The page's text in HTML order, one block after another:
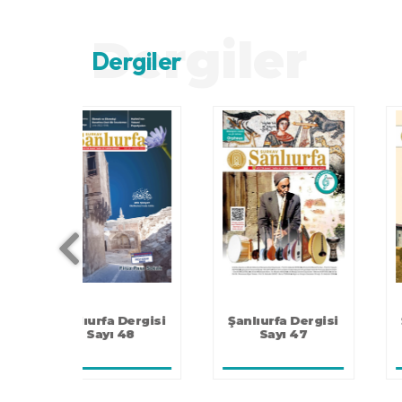
Dergiler
Dergiler
Şanlıurfa Dergisi
Şanlıurfa Dergisi